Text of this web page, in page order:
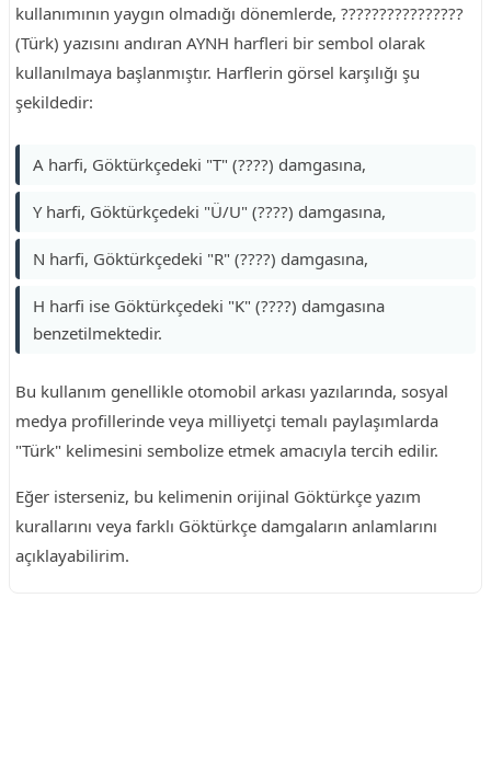
kullanımının yaygın olmadığı dönemlerde, ????????????????
(Türk) yazısını andıran AYNH harfleri bir sembol olarak
kullanılmaya başlanmıştır. Harflerin görsel karşılığı şu
şekildedir:
A harfi, Göktürkçedeki "T" (????) damgasına,
Y harfi, Göktürkçedeki "Ü/U" (????) damgasına,
N harfi, Göktürkçedeki "R" (????) damgasına,
H harfi ise Göktürkçedeki "K" (????) damgasına
benzetilmektedir.
Bu kullanım genellikle otomobil arkası yazılarında, sosyal
medya profillerinde veya milliyetçi temalı paylaşımlarda
"Türk" kelimesini sembolize etmek amacıyla tercih edilir.
Eğer isterseniz, bu kelimenin orijinal Göktürkçe yazım
kurallarını veya farklı Göktürkçe damgaların anlamlarını
açıklayabilirim.